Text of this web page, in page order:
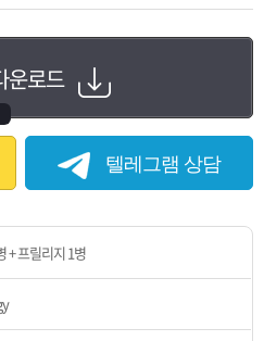
운로드
텔레그램 상담
+ 프릴리지 1병